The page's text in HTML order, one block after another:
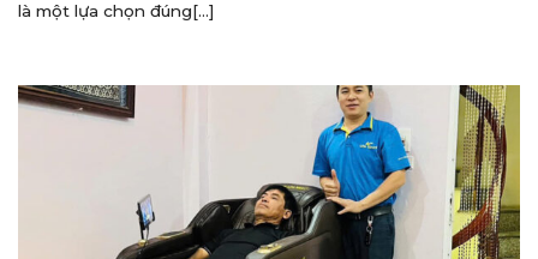
là một lựa chọn đúng[...]